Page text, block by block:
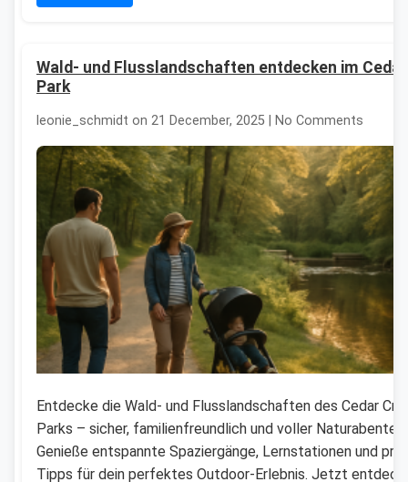
Wald- und Flusslandschaften entdecken im
Park
leonie_schmidt on 21 December, 2025 | No Comments
Entdecke die Wald- und Flusslandschaften des Cedar
Parks – sicher, familienfreundlich und voller
Genieße entspannte Spaziergänge, Lernstationen und
Tipps für dein perfektes Outdoor-Erlebnis. Jetzt